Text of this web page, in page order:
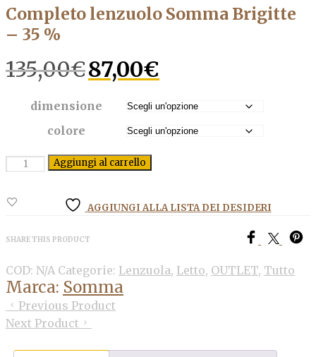
Completo lenzuolo Somma Brigitte
– 35 %
135,00€ Il
prezzo
era:
87,00€prezzo
è:
dimensione
colore
Quantità Aggiungi al carrello
AGGIUNGI ALLA LISTA DEI DESIDERI
SHARE THIS PRODUCT
COD: N/A Categorie: Lenzuola, Letto, OUTLET, Tutto
Marca: Somma
Previous Product
Next Product